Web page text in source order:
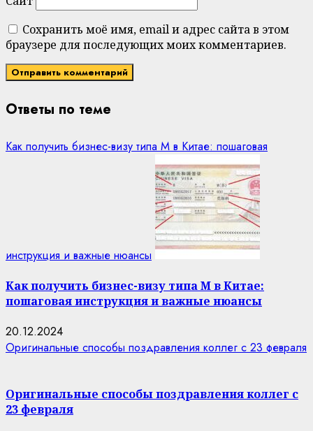
Сохранить моё имя, email и адрес сайта в этом
браузере для последующих моих комментариев.
Ответы по теме
Как получить бизнес-визу типа M в Китае: пошаговая
инструкция и важные нюансы
Как получить бизнес-визу типа M в Китае:
пошаговая инструкция и важные нюансы
20.12.2024
Оригинальные способы поздравления коллег с 23 февраля
Оригинальные способы поздравления коллег с
23 февраля